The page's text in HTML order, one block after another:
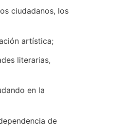
ciudadanos, los
artística;
literarias,
en la
de